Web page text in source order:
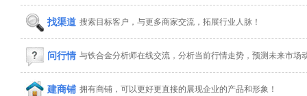
找渠道 搜索目标客户，与更多商家交流，拓展行业人脉！
问行情 与铁合金分析师在线交流，分析当前行情走势，预测未来市场
建商铺 拥有商铺，可以更好更直接的展现企业的产品和形象！